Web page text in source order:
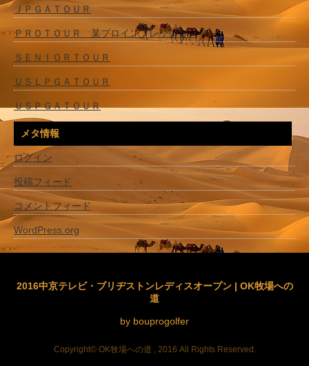
ＪＰＧＡＴＯＵＲ
ＰＲＯＴＯＵＲ 某プロインプレッション
ＳＥＮＩＯＲＴＯＵＲ
ＵＳＬＰＧＡＴＯＵＲ
ＵＳＰＧＡＴＯＵＲ
メタ情報
ログイン
投稿フィード
コメントフィード
WordPress.org
2016中京テレビ・ブリヂストンレディスオープン | OK牧場への
道
by bouprogolfer
Copyright© OK牧場への道 , 2016 All Rights Reserved.